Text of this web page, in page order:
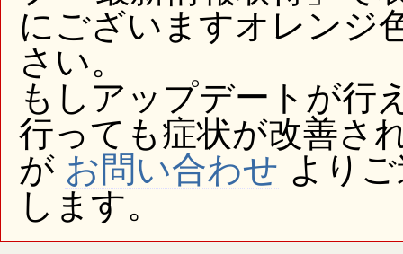
にございますオレンジ
さい。
もしアップデートが行
行っても症状が改善さ
が お問い合わせ より
します。